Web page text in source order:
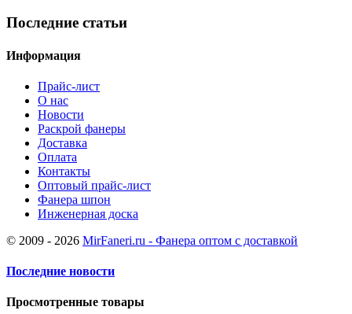
Последние статьи
Информация
Прайс-лист
О нас
Новости
Раскрой фанеры
Доставка
Оплата
Контакты
Оптовый прайс-лист
Фанера шпон
Инженерная доска
© 2009 - 2026 MirFaneri.ru - Фанера оптом с доставкой
Последние новости
Просмотренные товары